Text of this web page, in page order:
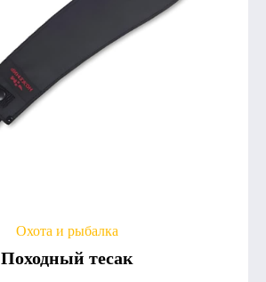
Охота и рыбалка
Походный тесак